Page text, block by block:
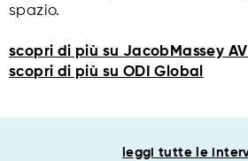
spazio.
scopri di più su JacobMassey
scopri di più su ODI Global
leggi tutte le